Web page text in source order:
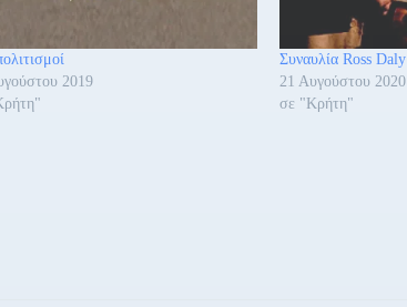
2019
Συναυλία Ross Daly
21 Αυγούστου 2020
σε "Κρήτη"